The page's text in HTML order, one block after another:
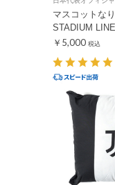
マスコットな
STADIUM
￥5,000 税込